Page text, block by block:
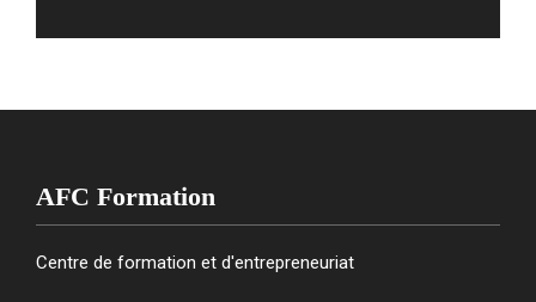
AFC Formation
Centre de formation et d'entrepreneuriat